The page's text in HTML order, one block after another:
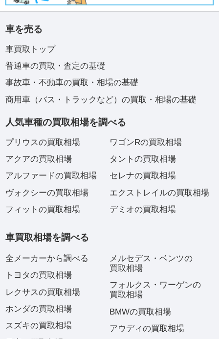
車を売る
車買取トップ
普通車の買取・査定の基礎
事故車・不動車の買取・相場の基礎
商用車（バス・トラックなど）の買取・相場の基礎
人気車種の買取相場を調べる
プリウスの買取相場
アクアの買取相場
アルファードの買取相場
ヴォクシーの買取相場
フィットの買取相場
ワゴンRの買取相場
タントの買取相場
セレナの買取相場
エクストレイルの買取相場
デミオの買取相場
車買取相場を調べる
全メーカーから調べる
トヨタの買取相場
レクサスの買取相場
ホンダの買取相場
スズキの買取相場
メルセデス・ベンツの
買取相場
フォルクス・ワーゲンの
買取相場
BMWの買取相場
アウディの買取相場